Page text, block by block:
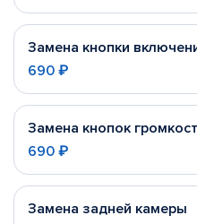
Замена кнопки
690 ₽
Замена кнопок
690 ₽
Замена задней камеры